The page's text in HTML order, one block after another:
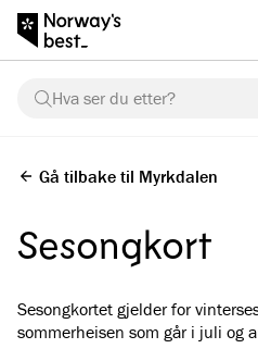
Hva ser du etter?
Gå tilbake til Myrkdalen
Sesongkort
Sesongkortet gjelder for
sommerheisen som går i juli og